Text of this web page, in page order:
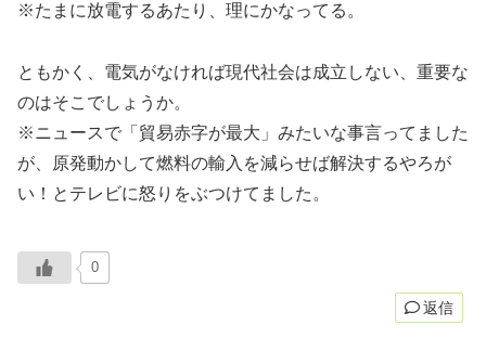
※たまに放電するあたり、理にかなってる。
ともかく、電気がなければ現代社会は成立しない、重要な
のはそこでしょうか。
※ニュースで「貿易赤字が最大」みたいな事言ってました
が、原発動かして燃料の輸入を減らせば解決するやろが
い！とテレビに怒りをぶつけてました。
0
返信